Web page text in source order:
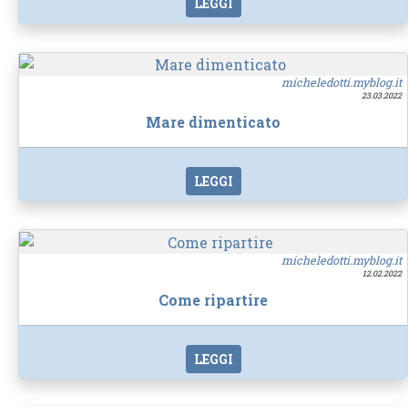
LEGGI
micheledotti.myblog.it
23.03.2022
Mare dimenticato
LEGGI
micheledotti.myblog.it
12.02.2022
Come ripartire
LEGGI